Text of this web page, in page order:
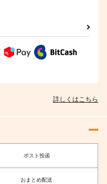
詳しくはこちら
ポスト投函
おまとめ配送